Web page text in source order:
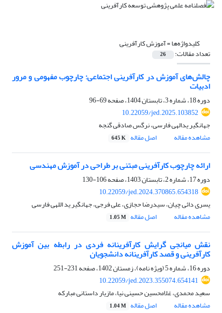
کلیدواژه‌ها =آموزش کارآفرینی
تعداد مقالات: 26
چالش‌های آموزش در کارآفرینی اجتماعی: چارچوب مفهومی و مرور
ادبیات
دوره 18، شماره 3، تابستان 1404، صفحه
69-96
10.22059/jed.2025.103852
جهانگیر یدالهی فارسی، نرگس صادقی گنجه
مشاهده مقاله
اصل مقاله 645 K
ارائه چارچوب کارآفرینی مبتنی بر طراحی در آموزش مهندسی
دوره 17، شماره 2، تابستان 1403، صفحه
106-130
10.22059/jed.2024.370865.654318
یسری دائی چیان، سیدرضا حجازی، علی فرجی، جهانگیر ید اللهی فارسی
مشاهده مقاله
اصل مقاله 1.05 M
نقش میانجی گرایش کارآفرینانه فردی در رابطه بین آموزش
کارآفرینی و قصد کارآفرینانه دانشجویان
دوره 16، شماره 5 (ویژه نامه)، زمستان 1402، صفحه
231-251
10.22059/jed.2023.355074.654141
سعید محمدی، غلامحسین حسینی نیا، مازیار داستانی مبارکه
مشاهده مقاله
اصل مقاله 1.04 M